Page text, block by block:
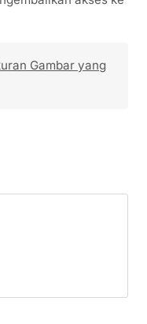
Gambar yang